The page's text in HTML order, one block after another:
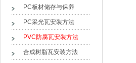
PC板材储存与保养
PC采光瓦安装方法
PVC防腐瓦安装方法
合成树脂瓦安装方法